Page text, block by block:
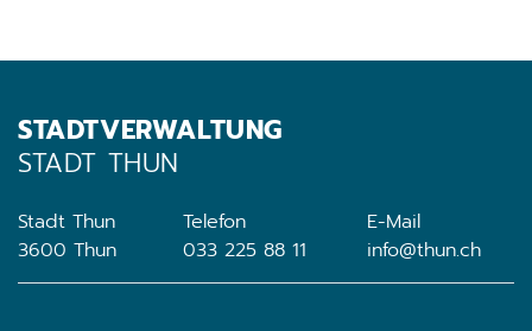
STADTVERWALTUNG
STADT THUN
Stadt Thun
3600 Thun
Telefon
033 225 88 11
E-Mail
info@thun.ch